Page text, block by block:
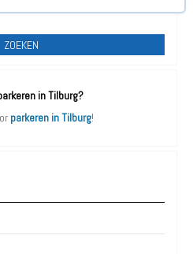
ZOEKEN
in Tilburg?
parkeren in Tilburg!